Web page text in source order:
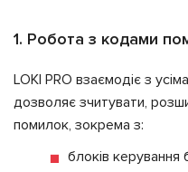
1. Робота з кодами
LOKI PRO взаємодіє з
дозволяє зчитувати,
помилок, зокрема з:
блоків керування